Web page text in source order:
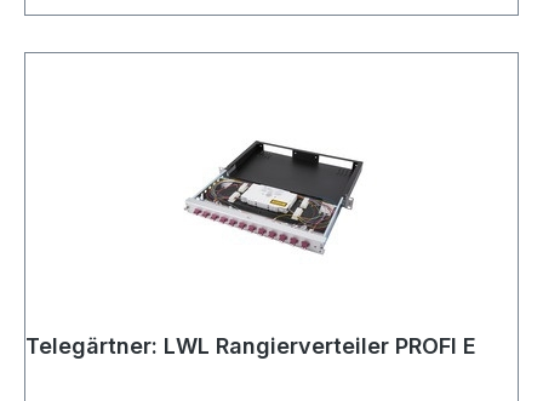
Telegärtner: LWL Rangierverteiler PROFI E